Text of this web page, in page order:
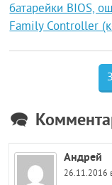
батарейки BIOS,
Family Controller
Андрей
26.11.2016